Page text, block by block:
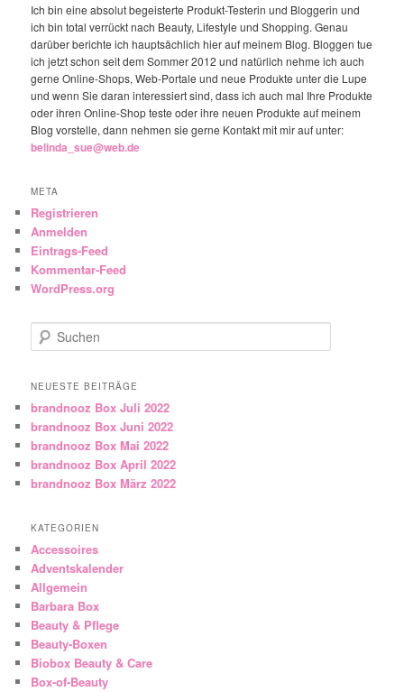
Ich bin eine absolut begeisterte Produkt-Testerin und Bloggerin und
ich bin total verrückt nach Beauty, Lifestyle und Shopping. Genau
darüber berichte ich hauptsächlich hier auf meinem Blog. Bloggen tue
ich jetzt schon seit dem Sommer 2012 und natürlich nehme ich auch
gerne Online-Shops, Web-Portale und neue Produkte unter die Lupe
und wenn Sie daran interessiert sind, dass ich auch mal Ihre Produkte
oder ihren Online-Shop teste oder ihre neuen Produkte auf meinem
Blog vorstelle, dann nehmen sie gerne Kontakt mit mir auf unter:
belinda_sue@web.de
META
Registrieren
Anmelden
Eintrags-Feed
Kommentar-Feed
WordPress.org
Suchen
NEUESTE BEITRÄGE
brandnooz Box Juli 2022
brandnooz Box Juni 2022
brandnooz Box Mai 2022
brandnooz Box April 2022
brandnooz Box März 2022
KATEGORIEN
Accessoires
Adventskalender
Allgemein
Barbara Box
Beauty & Pflege
Beauty-Boxen
Biobox Beauty & Care
Box-of-Beauty